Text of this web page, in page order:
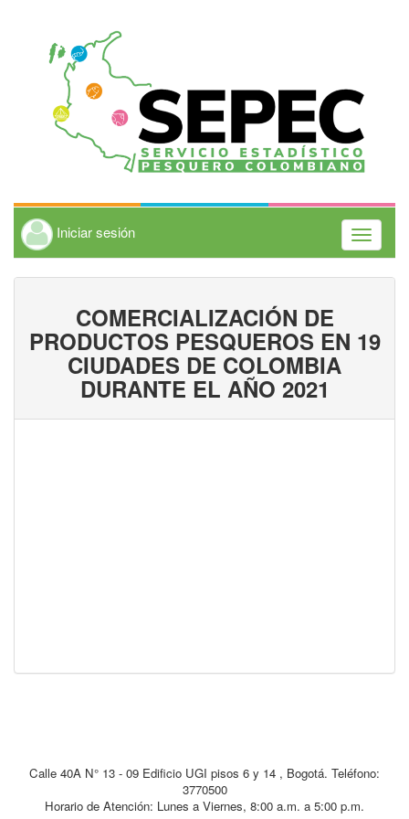
Iniciar sesión
Toggle
COMERCIALIZACIÓN DE
PRODUCTOS PESQUEROS EN 19
CIUDADES DE COLOMBIA
DURANTE EL AÑO 2021
Calle 40A N° 13 - 09 Edificio UGI pisos 6 y 14 , Bogotá. Teléfono:
3770500
Horario de Atención: Lunes a Viernes, 8:00 a.m. a 5:00 p.m.